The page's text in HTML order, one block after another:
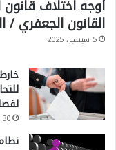
أوجه اختلاف
القانون الجعفري /
5 سبتمبر، 2025
30 أكتوبر، 2025